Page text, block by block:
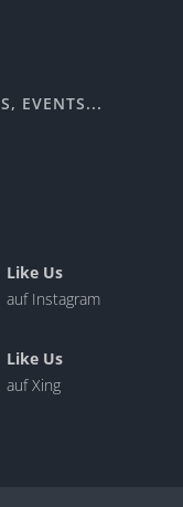
EVENTS...
Like Us
auf Instagram
Like Us
auf Xing